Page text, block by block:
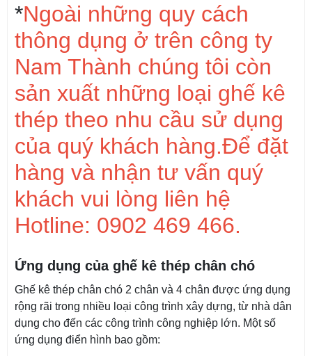
*Ngoài những quy cách
thông dụng ở trên công ty
Nam Thành chúng tôi còn
sản xuất những loại ghế kê
thép theo nhu cầu sử dụng
của quý khách hàng.Để đặt
hàng và nhận tư vấn quý
khách vui lòng liên hệ
Hotline: 0902 469 466.
Ứng dụng của ghế kê thép chân chó
Ghế kê thép chân chó 2 chân và 4 chân được ứng dụng
rộng rãi trong nhiều loại công trình xây dựng, từ nhà dân
dụng cho đến các công trình công nghiệp lớn. Một số
ứng dụng điển hình bao gồm: